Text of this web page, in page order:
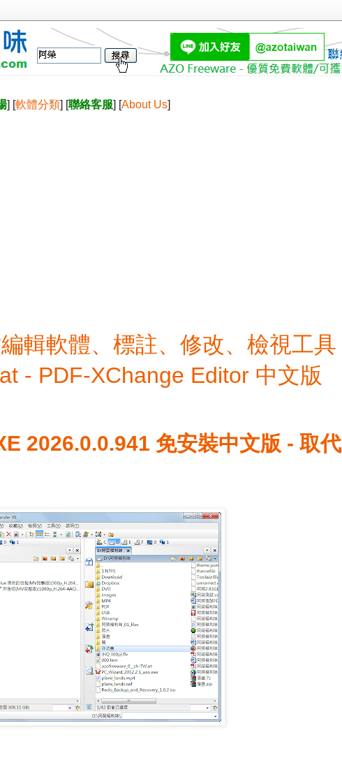
] [軟體分類] [聯絡客服] [About Us]
輯軟體、標註、修改、檢視工具
- PDF-XChange Editor 中文版
2026.0.0.941 免安裝中文版 - 取代